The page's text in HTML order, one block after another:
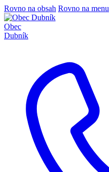
Rovno na obsah Rovno na menu
Obec
Dubník